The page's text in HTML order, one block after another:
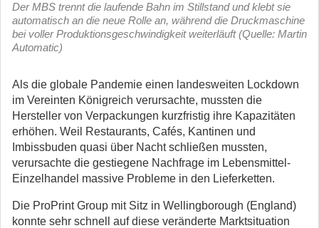
Der MBS trennt die laufende Bahn im Stillstand und klebt sie
automatisch an die neue Rolle an, während die Druckmaschine
bei voller Produktionsgeschwindigkeit weiterläuft (Quelle: Martin
Automatic)
Als die globale Pandemie einen landesweiten Lockdown
im Vereinten Königreich verursachte, mussten die
Hersteller von Verpackungen kurzfristig ihre Kapazitäten
erhöhen. Weil Restaurants, Cafés, Kantinen und
Imbissbuden quasi über Nacht schließen mussten,
verursachte die gestiegene Nachfrage im Lebensmittel-
Einzelhandel massive Probleme in den Lieferketten.
Die ProPrint Group mit Sitz in Wellingborough (England)
konnte sehr schnell auf diese veränderte Marktsituation